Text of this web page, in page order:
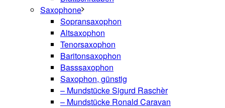
Saxophone
Sopransaxophon
Altsaxophon
Tenorsaxophon
Baritonsaxophon
Basssaxophon
Saxophon, günstig
– Mundstücke Sigurd Raschèr
– Mundstücke Ronald Caravan